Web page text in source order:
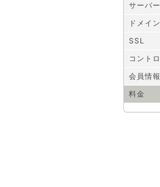
サーバ
ドメイ
SSL
コント
会員情
料金